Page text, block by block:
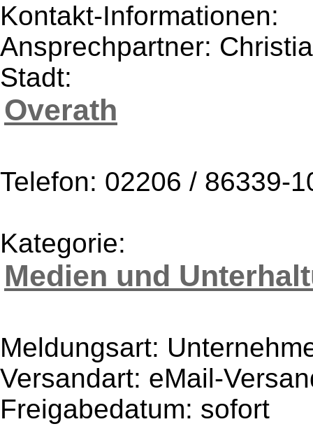
Kontakt-Informationen:
Ansprechpartner:
Stadt:
Overath
Telefon: 02206 / 86339-
Kategorie:
Medien und
Meldungsart:
Versandart: eMail-
Freigabedatum: sofort